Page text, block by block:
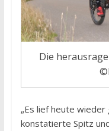
Die
„Es lief heute
konstatierte Spitz